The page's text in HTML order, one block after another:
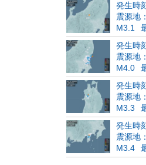
発生時
震源地
M3.1
発生時
震源地
M4.0
発生時
震源地
M3.3
発生時
震源地
M3.4